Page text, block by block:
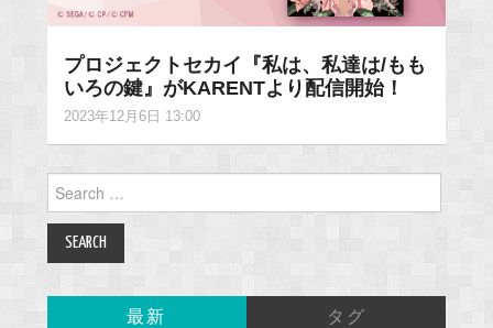
プロジェクトセカイ『私は、私達は/もも
いろの鍵』がKARENTより配信開始！
2023年12月6日 13:00
for:
最新 タグ